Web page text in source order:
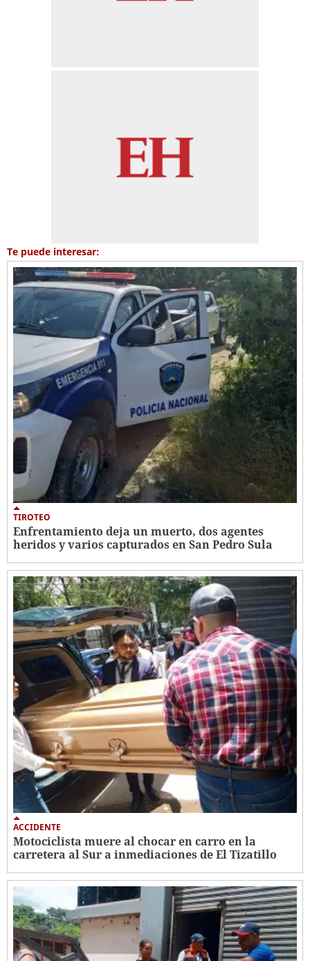
Te puede interesar:
TIROTEO
Enfrentamiento deja un muerto, dos agentes
heridos y varios capturados en San Pedro Sula
ACCIDENTE
Motociclista muere al chocar en carro en la
carretera al Sur a inmediaciones de El Tizatillo